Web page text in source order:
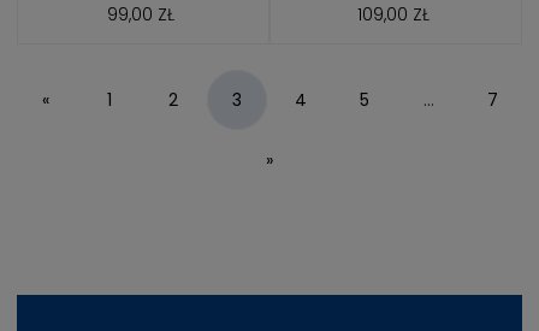
99,00 ZŁ
109,00 ZŁ
« 1 2 3 4 5 ... 7
»